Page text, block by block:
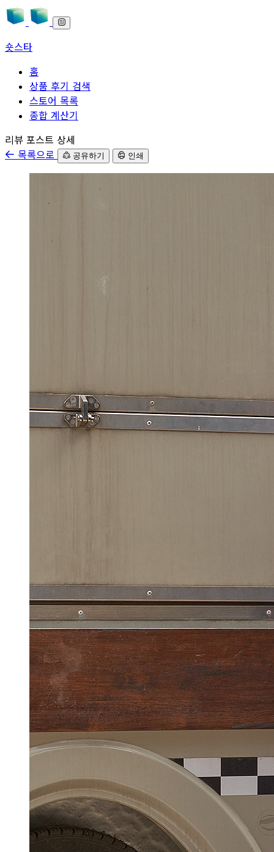
숏스타
홈
상품 후기 검색
스토어 목록
종합 계산기
본문으로 바로가기
리뷰 포스트 상세
목록으로
공유하기 인쇄